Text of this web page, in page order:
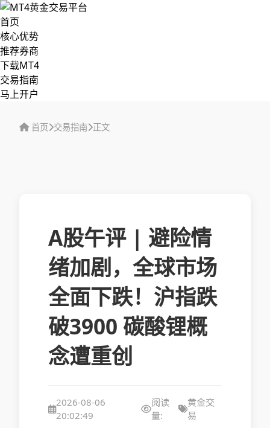
首页
核心优势
推荐券商
下载MT4
交易指南
马上开户
首页 交易指南 正文
A股午评 | 避险情
绪加剧，全球市场
全面下跌！沪指跌
破3900 碳酸锂概
念遭重创
2026-08-06
20:02:49
阅读
量:
黄金交
易